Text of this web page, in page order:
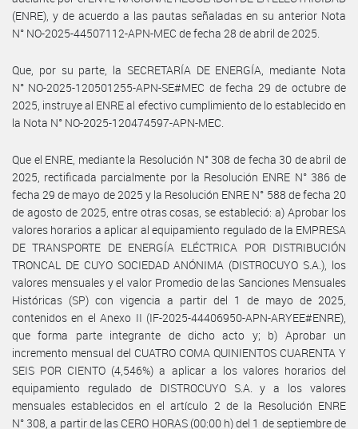
(ENRE), y de acuerdo a las pautas señaladas en su anterior Nota
N° NO-2025-44507112-APN-MEC de fecha 28 de abril de 2025.
Que, por su parte, la SECRETARÍA DE ENERGÍA, mediante Nota
N° NO-2025-120501255-APN-SE#MEC de fecha 29 de octubre de
2025, instruye al ENRE al efectivo cumplimiento de lo establecido en
la Nota N° NO-2025-120474597-APN-MEC.
Que el ENRE, mediante la Resolución N° 308 de fecha 30 de abril de
2025, rectificada parcialmente por la Resolución ENRE N° 386 de
fecha 29 de mayo de 2025 y la Resolución ENRE N° 588 de fecha 20
de agosto de 2025, entre otras cosas, se estableció: a) Aprobar los
valores horarios a aplicar al equipamiento regulado de la EMPRESA
DE TRANSPORTE DE ENERGÍA ELÉCTRICA POR DISTRIBUCIÓN
TRONCAL DE CUYO SOCIEDAD ANÓNIMA (DISTROCUYO S.A.), los
valores mensuales y el valor Promedio de las Sanciones Mensuales
Históricas (SP) con vigencia a partir del 1 de mayo de 2025,
contenidos en el Anexo II (IF-2025-44406950-APN-ARYEE#ENRE),
que forma parte integrante de dicho acto y; b) Aprobar un
incremento mensual del CUATRO COMA QUINIENTOS CUARENTA Y
SEIS POR CIENTO (4,546%) a aplicar a los valores horarios del
equipamiento regulado de DISTROCUYO S.A. y a los valores
mensuales establecidos en el artículo 2 de la Resolución ENRE
N° 308, a partir de las CERO HORAS (00:00 h) del 1 de septiembre de